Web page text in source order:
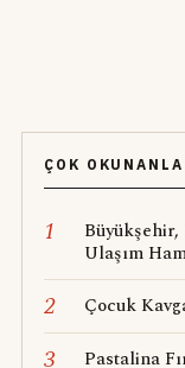
ÇOK
1
Ulaşım
2 Çocuk
3 Pastalina